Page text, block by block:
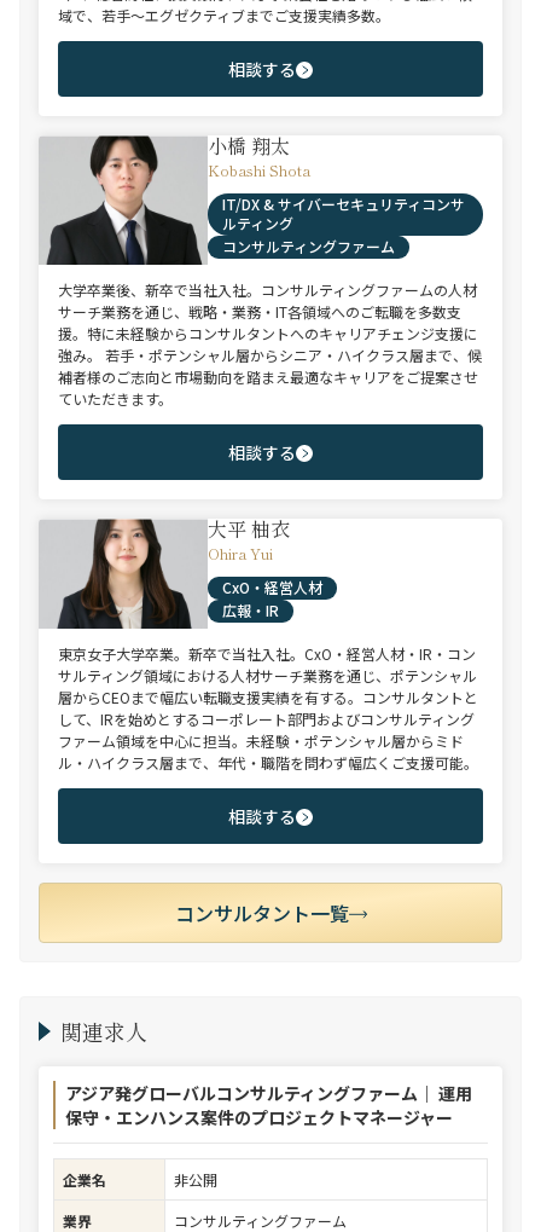
域で、若手～エグゼクティブまでご支援実績多数。
相談する
小橋 翔太
Kobashi Shota
IT/DX & サイバーセキュリティコンサ
ルティング
コンサルティングファーム
大学卒業後、新卒で当社入社。コンサルティングファームの人材
サーチ業務を通じ、戦略・業務・IT各領域へのご転職を多数支
援。特に未経験からコンサルタントへのキャリアチェンジ支援に
強み。 若手・ポテンシャル層からシニア・ハイクラス層まで、候
補者様のご志向と市場動向を踏まえ最適なキャリアをご提案させ
ていただきます。
相談する
大平 柚衣
Ohira Yui
CxO・経営人材
広報・IR
東京女子大学卒業。新卒で当社入社。CxO・経営人材・IR・コン
サルティング領域における人材サーチ業務を通じ、ポテンシャル
層からCEOまで幅広い転職支援実績を有する。コンサルタントと
して、IRを始めとするコーポレート部門およびコンサルティング
ファーム領域を中心に担当。未経験・ポテンシャル層からミド
ル・ハイクラス層まで、年代・職階を問わず幅広くご支援可能。
相談する
コンサルタント一覧
関連求人
アジア発グローバルコンサルティングファーム｜ 運用
保守・エンハンス案件のプロジェクトマネージャー
企業名
非公開
業界
コンサルティングファーム